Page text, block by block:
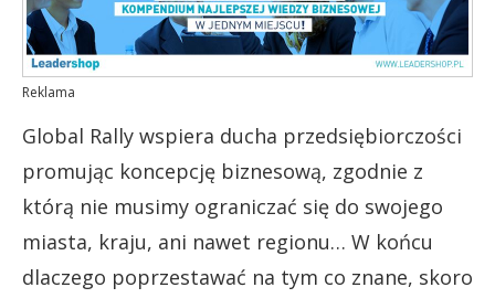
Reklama
Global Rally wspiera ducha przedsiębiorczości
promując koncepcję biznesową, zgodnie z
którą nie musimy ograniczać się do swojego
miasta, kraju, ani nawet regionu… W końcu
dlaczego poprzestawać na tym co znane, skoro